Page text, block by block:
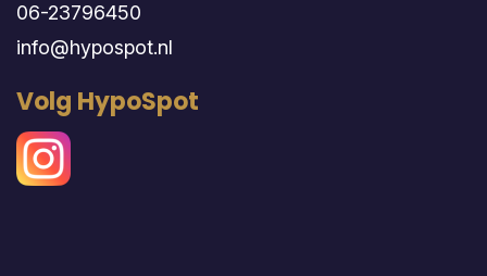
06-23796450
info@hypospot.nl
Volg HypoSpot